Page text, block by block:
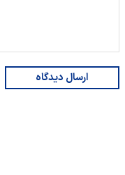
ارسال دیدگاه